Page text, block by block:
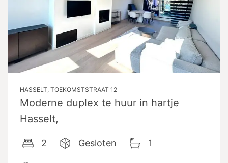
HASSELT, TOEKOMSTSTRAAT 12
Moderne duplex te huur in hartje
Hasselt,
2 Gesloten 1